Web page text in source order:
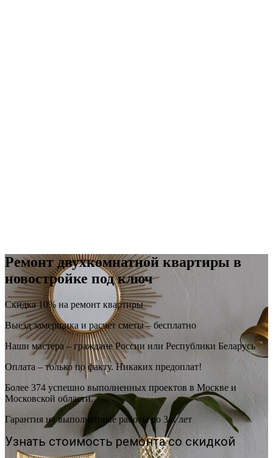
Ремонт двухкомнатной квартиры в
новостройке под ключ
Скидка 10% на ремонт квартиры
Выезд замерщика и расчет сметы – бесплатно
Наши мастера – граждане России или Республики Беларусь
Оплата – только по факту. Никаких предоплат!
Более 374 успешно выполненных проектов в Москве и
Московской области.
Гарантия на выполненные работы до 3-х лет
Узнать стоимость ремонта со скидкой